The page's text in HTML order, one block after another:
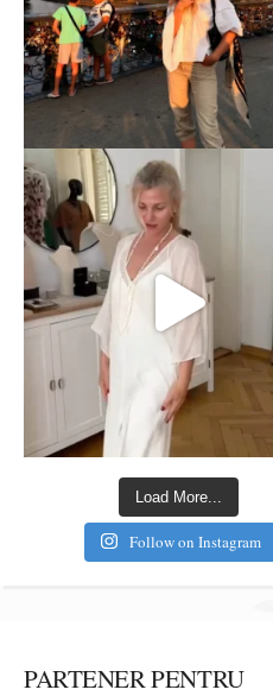
Load More...
Follow on Instagram
PARTENER PENTRU